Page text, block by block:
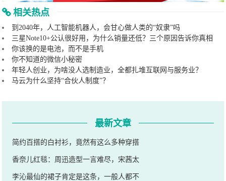
相关热点
到2040年，人工智能机器人，会甘心做人类的“奴隶”吗
三星Note10+公认很好用，为什么销量还低？三个原因告诉你真相
你该换的是电池，而不是手机
你不知道的微信小秘密
年轻人创业，为啥没人选制造业，全都扎堆互联网与服务业？
马云为什么坚持“合伙人制度”？
最新文章
简约百搭的白衬衫，竟然有这么多种穿搭
香奈儿红毯：周迅造型一言难尽，宋茜太
李沁最仙的裙子肯定是这条，一般人都不